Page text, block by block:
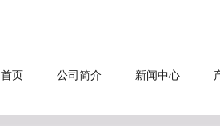
页 公司简介 新闻中心